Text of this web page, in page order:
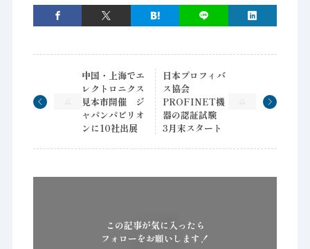
中国・上海でエ
レクトロニクス
見本市開催 ジ
ャパンパビリオ
ンに10社出展
日本プロフィバ
ス協会
PROFINET機
器の認証試験
3月末スタート
この記事が気に入ったら
フォローをお願いします！